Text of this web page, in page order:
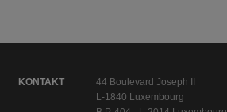
KONTAKT
44 Boulevard Joseph II
L-1840 Luxembourg